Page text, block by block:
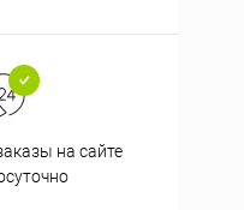
на сайте